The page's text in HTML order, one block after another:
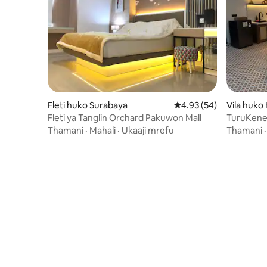
Fleti huko Surabaya Ukadiriaji wa wastani
4.93 (54)
Fleti ya Tanglin Orchard Pakuwon Mall
Thamani · Mahali · Ukaaji mrefu
Vila huko
an
Thamani ·